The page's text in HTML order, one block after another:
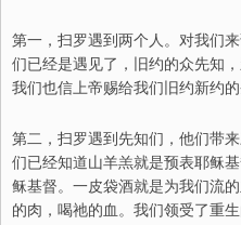
第一，扫罗遇到两个人。对我们
们已经是遇见了，旧约的众先知
我们也信上帝赐给我们旧约新约的
第二，扫罗遇到先知们，他们带
们已经知道山羊羔就是预表耶稣
稣基督。一皮袋酒就是为我们流
的肉，喝祂的血。我们领受了重